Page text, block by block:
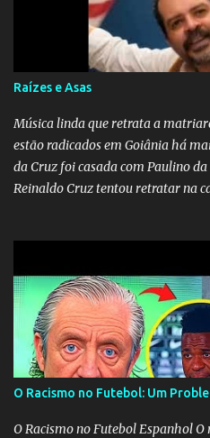
reencontro, unindo a tradição da
do amor. No geral, o vídeo
persistência do afeto através do
YouTube YouTube
Raízes e Asas
Música linda que retrata a
estão radicados em Goiânia há
da Cruz foi casada com Paulino
Reinaldo Cruz tentou retratar na
O Racismo no Futebol: Um
O Racismo no Futebol Espanhol